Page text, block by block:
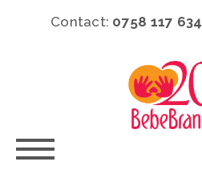
Contact: 0758 117 634